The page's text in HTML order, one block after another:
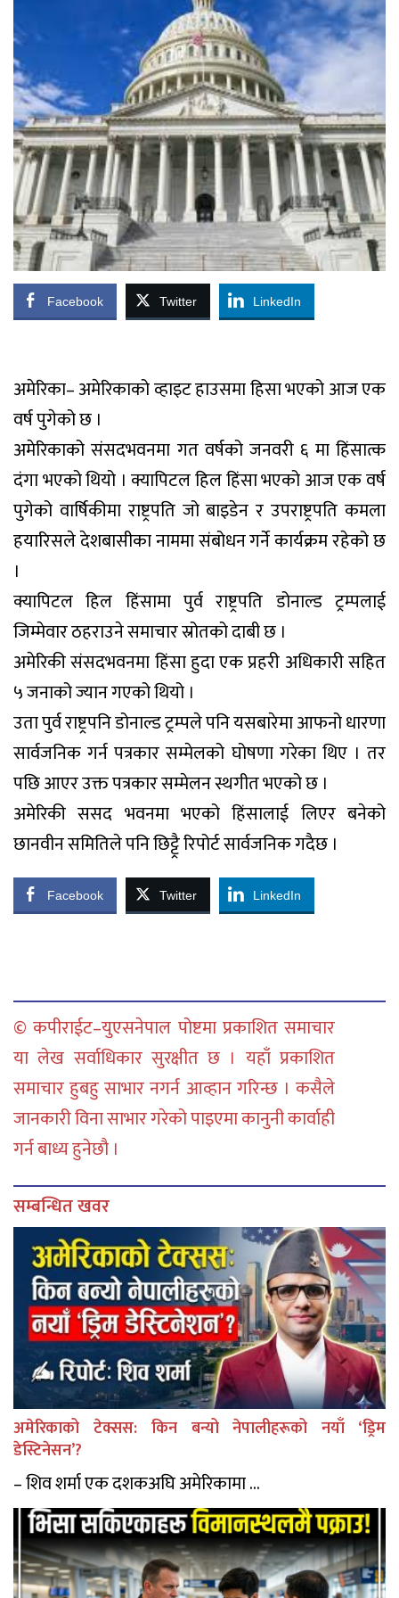
Facebook Twitter LinkedIn
अमेरिका– अमेरिकाको व्हाइट हाउसमा हिसा भएको आज एक
वर्ष पुगेको छ ।
अमेरिकाको संसदभवनमा गत वर्षको जनवरी ६ मा हिंसात्क
दंगा भएको थियो । क्यापिटल हिल हिंसा भएको आज एक वर्ष
पुगेको वार्षिकीमा राष्ट्रपति जो बाइडेन र उपराष्ट्रपति कमला
हयारिसले देशबासीका नाममा संबोधन गर्ने कार्यक्रम रहेको छ
।
क्यापिटल हिल हिंसामा पुर्व राष्ट्रपति डोनाल्ड ट्रम्पलाई
जिम्मेवार ठहराउने समाचार स्रोतको दाबी छ ।
अमेरिकी संसदभवनमा हिंसा हुदा एक प्रहरी अधिकारी सहित
५ जनाको ज्यान गएको थियो ।
उता पुर्व राष्ट्रपनि डोनाल्ड ट्रम्पले पनि यसबारेमा आफनो धारणा
सार्वजनिक गर्न पत्रकार सम्मेलको घोषणा गरेका थिए । तर
पछि आएर उक्त पत्रकार सम्मेलन स्थगीत भएको छ ।
अमेरिकी ससद भवनमा भएको हिंसालाई लिएर बनेको
छानवीन समितिले पनि छिट्ट्रै रिपोर्ट सार्वजनिक गदैछ ।
Facebook Twitter LinkedIn
© कपीराईट–युएसनेपाल पोष्टमा प्रकाशित समाचार
या लेख सर्वाधिकार सुरक्षीत छ । यहाँ प्रकाशित
समाचार हुबहु साभार नगर्न आव्हान गरिन्छ । कसैले
जानकारी विना साभार गरेको पाइएमा कानुनी कार्वाही
गर्न बाध्य हुनेछौ ।
सम्बन्धित खवर
अमेरिकाको टेक्सस: किन बन्यो नेपालीहरूको नयाँ ‘ड्रिम
डेस्टिनेसन’?
– शिव शर्मा एक दशकअघि अमेरिकामा ...